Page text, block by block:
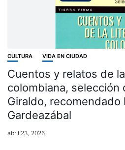
CULTURA VIDA EN CIUDAD
Cuentos y relatos de
colombiana, selección
Giraldo, recomendado
Gardeazábal
abril 23, 2026